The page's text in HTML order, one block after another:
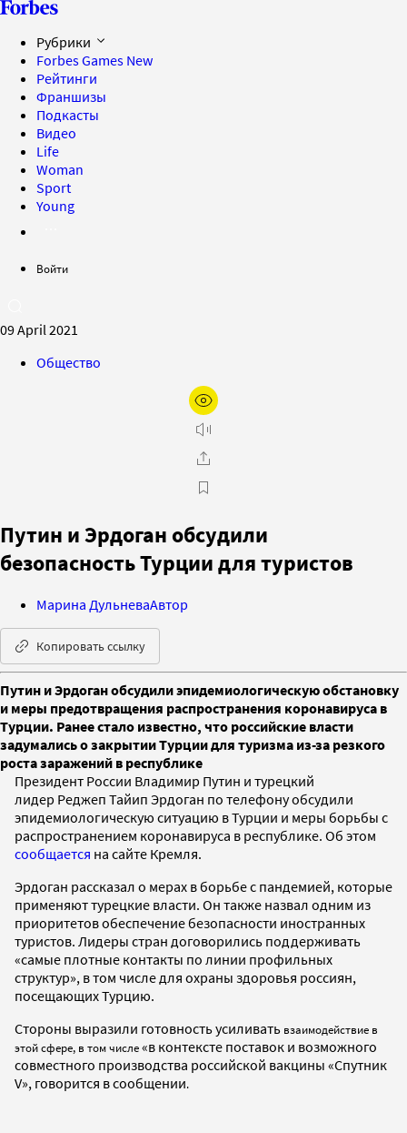
Рубрики
Forbes Games New
Рейтинги
Франшизы
Подкасты
Видео
Life
Woman
Sport
Young
Войти
09 April 2021
Общество
Путин и Эрдоган обсудили
безопасность Турции для туристов
Марина ДульневаАвтор
Копировать ссылку
Путин и Эрдоган обсудили эпидемиологическую обстановку
и меры предотвращения распространения коронавируса в
Турции. Ранее стало известно, что российские власти
задумались о закрытии Турции для туризма из-за резкого
роста заражений в республике
Президент России Владимир Путин и турецкий
лидер Реджеп Тайип Эрдоган по телефону обсудили
эпидемиологическую ситуацию в Турции и меры борьбы с
распространением коронавируса в республике. Об этом
сообщается на сайте Кремля.
Эрдоган рассказал о мерах в борьбе с пандемией, которые
применяют турецкие власти. Он также назвал одним из
приоритетов обеспечение безопасности иностранных
туристов. Лидеры стран договорились поддерживать
«самые плотные контакты по линии профильных
структур», в том числе для охраны здоровья россиян,
посещающих Турцию.
Стороны выразили готовность усиливать взаимодействие в
этой сфере, в том числе«в контексте поставок и возможного
совместного производства российской вакцины «Спутник
V», говорится в сообщении.